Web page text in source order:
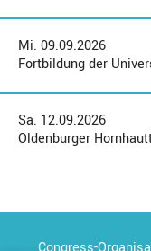
Mi. 09.09.2026
Fortbildung der
Sa. 12.09.2026
Oldenburger